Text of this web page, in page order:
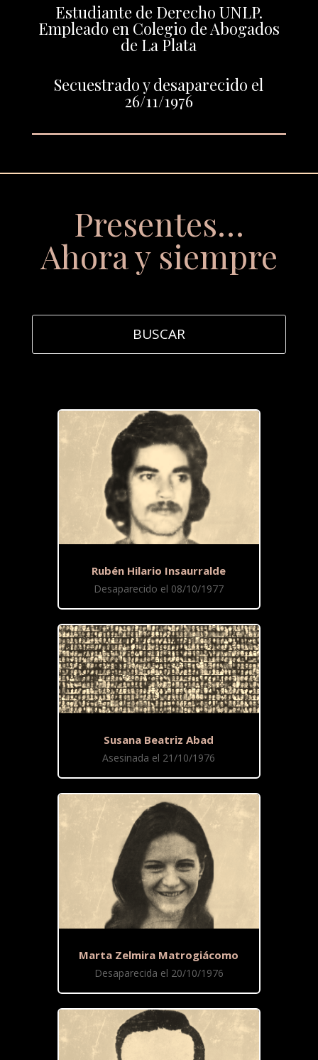
Estudiante de Derecho UNLP.
Empleado en Colegio de Abogados
de La Plata
Secuestrado y desaparecido el
26/11/1976
Presentes…
Ahora y siempre
Rubén Hilario Insaurralde
Desaparecido el 08/10/1977
Susana Beatriz Abad
Asesinada el 21/10/1976
Marta Zelmira Matrogiácomo
Desaparecida el 20/10/1976